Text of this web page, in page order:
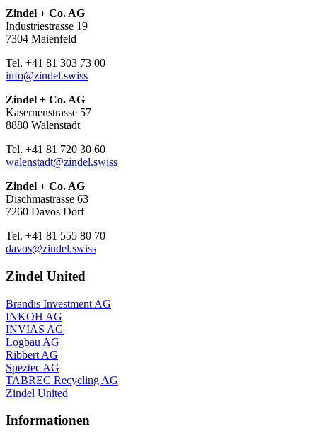
Zindel + Co. AG
Industriestrasse 19
7304 Maienfeld
Tel. +41 81 303 73 00
info@zindel.swiss
Zindel + Co. AG
Kasernenstrasse 57
8880 Walenstadt
Tel. +41 81 720 30 60
walenstadt@zindel.swiss
Zindel + Co. AG
Dischmastrasse 63
7260 Davos Dorf
Tel. +41 81 555 80 70
davos@zindel.swiss
Zindel United
Brandis Investment AG
INKOH AG
INVIAS AG
Logbau AG
Ribbert AG
Speztec AG
TABREC Recycling AG
Zindel United
Informationen